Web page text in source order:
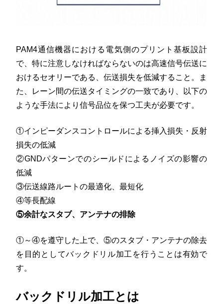
PAM4通信機器における電気側のプリント基板設計
で、特に注意しなければならないのは高速信号伝送に
おけるセオリーである、伝送損失を低減すること。ま
た、レーン間の伝送タイミングの一致であり、以下の
ような手法により信号品位を保つ工夫が必要です。
①インピーダンスコントロールによる挿入損失・反射
損失の低減
②GNDパターンでのシールドによるノイズの影響の
低減
③伝送線路ルートの最適化、最短化
④等長配線
⑤余計なスタブ、アンテナの排除
①～④を遵守した上で、⑤のスタブ・アンテナの除去
を目的としてバックドリル加工を行うことは有効で
す。
バックドリル加工とは